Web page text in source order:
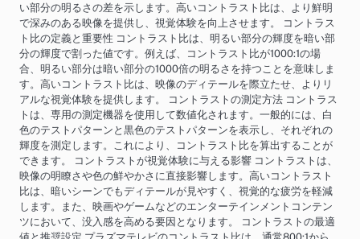
い部分の明るさの差を示します。高いコントラスト比は、より鮮明
で深みのある映像を提供し、視覚体験を向上させます。 コントラス
ト比の定義と重要性 コントラスト比は、明るい部分の輝度を暗い部
分の輝度で割った値です。例えば、コントラスト比が1000:1の場
合、明るい部分は暗い部分の1000倍の明るさを持つことを意味しま
す。高いコントラスト比は、映像のディテールを際立たせ、よりリ
アルな視覚体験を提供します。 コントラストの測定方法 コントラス
トは、専用の測定機器を使用して数値化されます。一般的には、白
色のテストパターンと黒色のテストパターンを表示し、それぞれの
輝度を測定します。これにより、コントラスト比を算出することが
できます。 コントラストが視覚体験に与える影響 コントラストは、
映像の明瞭さや色の鮮やかさに直接影響します。高いコントラスト
比は、暗いシーンでもディテールが見やすく、視覚的な疲労を軽減
します。また、映画やゲームなどのエンターテインメントコンテン
ツにおいて、没入感を高める要因となります。 コントラストの最適